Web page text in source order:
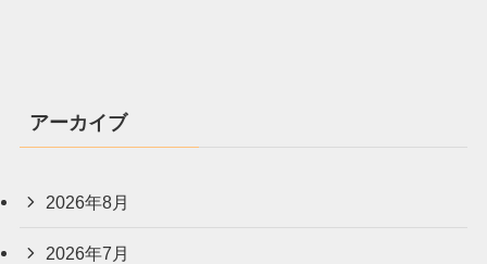
アーカイブ
2026年8月
2026年7月